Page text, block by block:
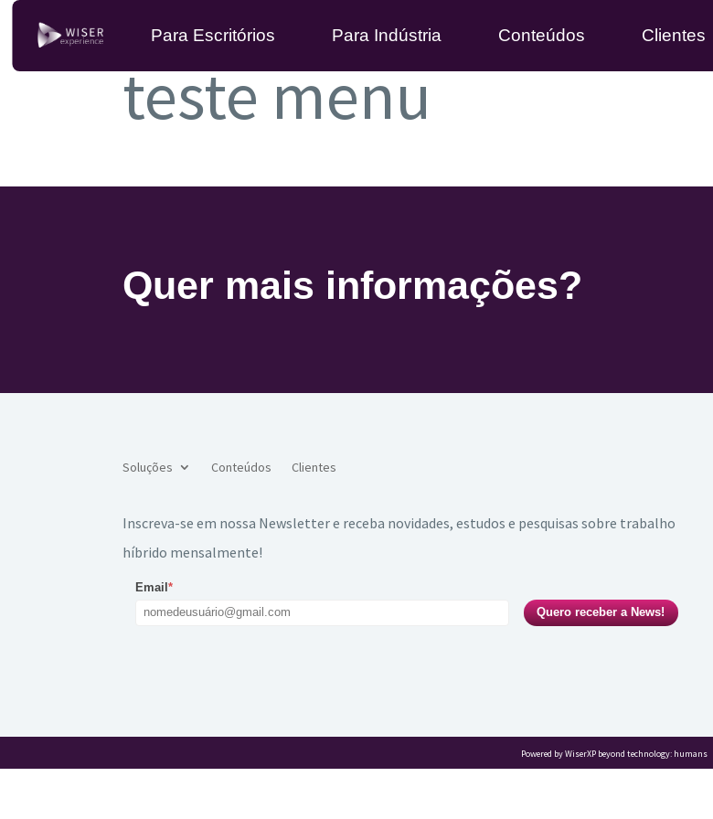
Para Escritórios Para Indústria Conteúdos Clientes
teste menu
Quer mais informações?
Soluções Conteúdos Clientes
Inscreva-se em nossa Newsletter e receba novidades, estudos e pesquisas sobre trabalho
híbrido mensalmente!
Email*
Quero receber a News!
Powered by WiserXP beyond technology: humans